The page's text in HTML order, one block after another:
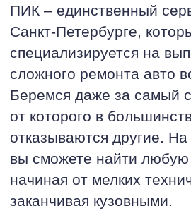
ПИК – единственный
Санкт-Петербурге,
специализируется на
сложного ремонта авто
Беремся даже за самый
от которого в
отказываются другие.
вы сможете найти любую
начиная от мелких
заканчивая кузовными.